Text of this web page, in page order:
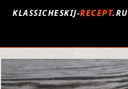
KLASSICHESKIJ-RECEPT.RU